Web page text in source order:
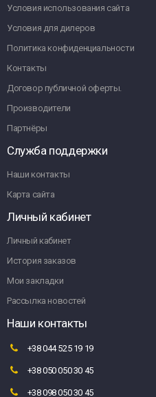
Условия использования сайта
Условия для дилеров
Политика конфиденциальности
Контакты
Договор публичной оферты.
Производители
Партнёры
Служба поддержки
Наши контакты
Карта сайта
Личный кабинет
Личный кабинет
История заказов
Мои закладки
Рассылка новостей
Наши контакты
+38 044 525 19 19
+38 050 050 30 45
+38 098 050 30 45